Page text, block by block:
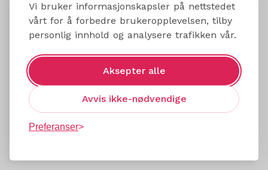
Vi bruker informasjonskapsler på nettstedet
vårt for å forbedre brukeropplevelsen, tilby
personlig innhold og analysere trafikken vår.
Aksepter alle
Avvis ikke-nødvendige
Preferanser